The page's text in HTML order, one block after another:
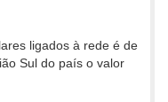
ligados à rede é de
Sul do país o valor